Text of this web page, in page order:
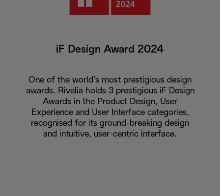
iF Design Award 2024
One of the world’s most prestigious design
awards. Rivelia holds 3 prestigious iF Design
Awards in the Product Design, User
Experience and User Interface categories,
recognised for its ground-breaking design
and intuitive, user-centric interface.